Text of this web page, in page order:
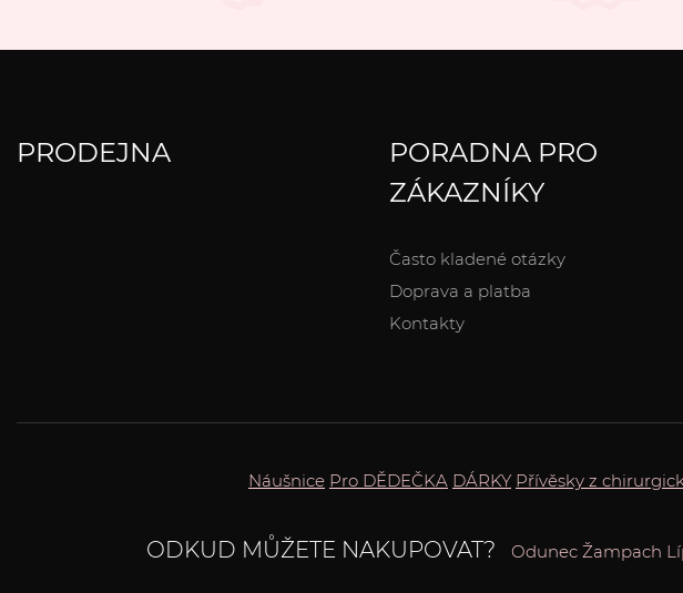
PRODEJNA
PORADNA PRO
ZÁKAZNÍKY
Často kladené otázky
Doprava a platba
Kontakty
Náušnice Pro DĚDEČKA DÁRKY Přívěsky z
ODKUD MŮŽETE NAKUPOVAT? Odunec Žampach